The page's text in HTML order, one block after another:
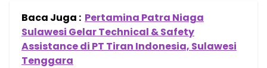
Baca Juga : Pertamina Patra Niaga
Sulawesi Gelar Technical & Safety
Assistance di PT Tiran Indonesia, Sulawesi
Tenggara